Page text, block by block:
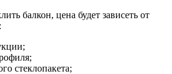
балкон, цена будет зависеть от
стеклопакета;